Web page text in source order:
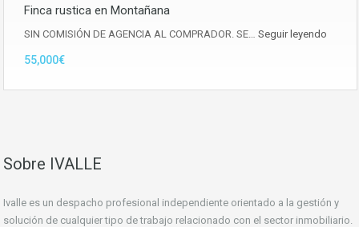
Finca rustica en Montañana
SIN COMISIÓN DE AGENCIA AL COMPRADOR. SE… Seguir leyendo
55,000€
Sobre IVALLE
Ivalle es un despacho profesional independiente orientado a la gestión y
solución de cualquier tipo de trabajo relacionado con el sector inmobiliario.